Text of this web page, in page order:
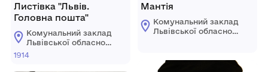
Листівка "Львів.
Головна пошта"
Комунальний заклад
Львівської обласної
ради "Львівський
1914
Мантія
Комунальний заклад
Львівської обласної